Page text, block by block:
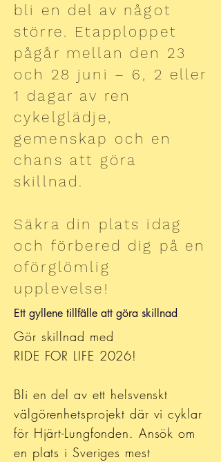
bli en del av något
större. Etapploppet
pågår mellan den 23
och 28 juni – 6, 2 eller
1 dagar av ren
cykelglädje,
gemenskap och en
chans att göra
skillnad.
Säkra din plats idag
och förbered dig på en
oförglömlig
upplevelse!
Ett gyllene tillfälle att göra skillnad
Gör skillnad med
RIDE FOR LIFE 2026!
Bli en del av ett helsvenskt
välgörenhetsprojekt där vi cyklar
för Hjärt-Lungfonden. Ansök om
en plats i Sveriges mest